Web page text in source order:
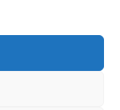
Diese Webseite stellt
zehn Jahre der